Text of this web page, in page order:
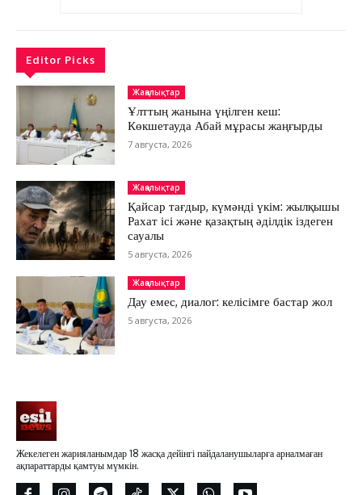
Editor Picks
Жаңалықтар
Ұлттың жанына үңілген кеш:
Көкшетауда Абай мұрасы жаңғырды
7 августа, 2026
Жаңалықтар
Қайсар тағдыр, күмәнді үкім: жылқышы
Рахат ісі және қазақтың әділдік іздеген
сауалы
5 августа, 2026
Жаңалықтар
Дау емес, диалог: келісімге бастар жол
5 августа, 2026
Жекелеген жарияланымдар 18 жасқа дейінгі пайдаланушыларға арналмаған
ақпараттарды қамтуы мүмкін.